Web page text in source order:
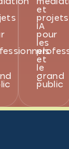
et
projets
IA
pour
les
et
le
grand
public